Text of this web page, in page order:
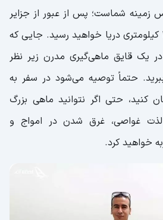
زمینه شماست؛ پس از عبور از جزایر
معروف دنیا، به عمق ۴۵ کیلومتری دریا خواهید رسید. جایی که
در یک قایق ماهی‌گیری مدرن زیر نظر
حتماً توصیه می‌شود در سفر به
کنید، حتی اگر نتوانید ماهی بزرگ
غواصی، غرق شدن در امواج و
خواهید کرد.